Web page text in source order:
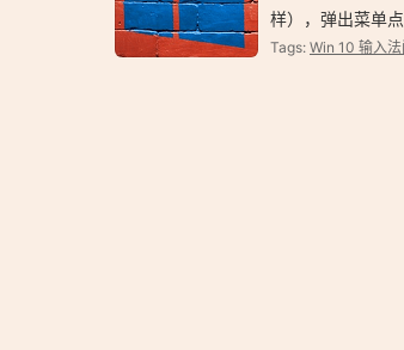
样），弹出菜单
Tags: Win 10 输入